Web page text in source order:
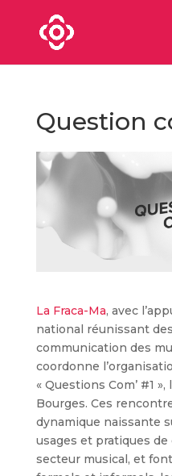
Question
La Fraca-Ma, avec
national réunissant
communication des
coordonne
« Questions Com’ #1
Bourges. Ces
dynamique naissante
usages et pratiques
secteur musical, et